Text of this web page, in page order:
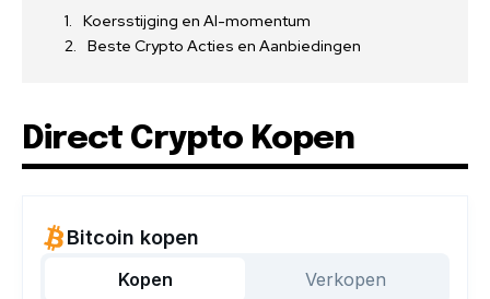
Koersstijging en AI-momentum
Beste Crypto Acties en Aanbiedingen
Direct Crypto Kopen